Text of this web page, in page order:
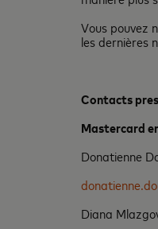
Vous pouvez
les dernières
Contacts
Mastercard
Donatienne
Diana